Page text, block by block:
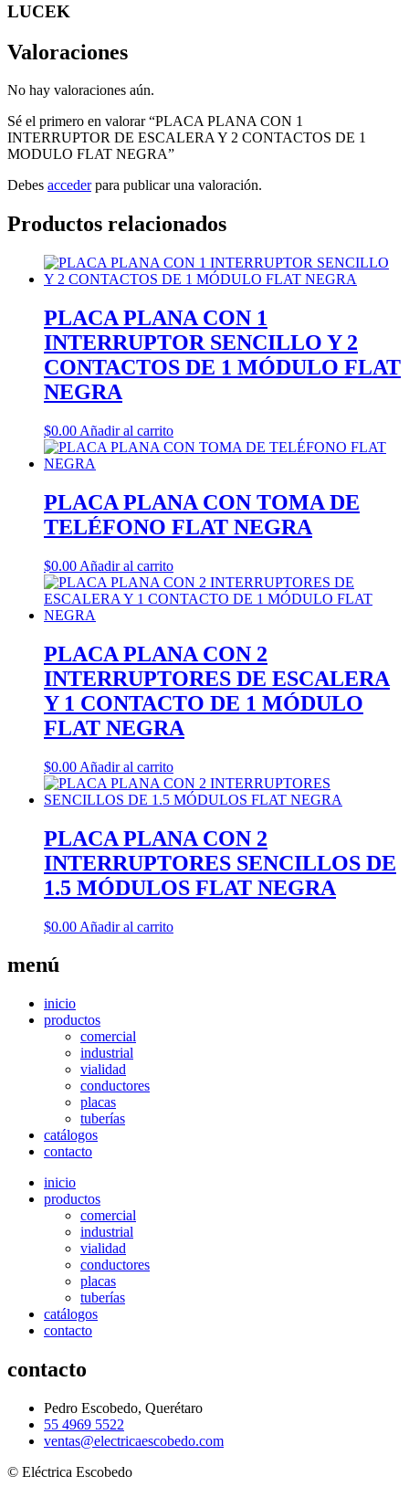
LUCEK
Valoraciones
No hay valoraciones aún.
Sé el primero en valorar “PLACA PLANA CON 1
INTERRUPTOR DE ESCALERA Y 2 CONTACTOS DE 1
MODULO FLAT NEGRA”
Debes accederpara publicar una valoración.
Productos relacionados
PLACA PLANA CON 1
INTERRUPTOR SENCILLO Y 2
CONTACTOS DE 1 MÓDULO FLAT
NEGRA
$0.00 Añadir al carrito
PLACA PLANA CON TOMA DE
TELÉFONO FLAT NEGRA
$0.00 Añadir al carrito
PLACA PLANA CON 2
INTERRUPTORES DE ESCALERA
Y 1 CONTACTO DE 1 MÓDULO
FLAT NEGRA
$0.00 Añadir al carrito
PLACA PLANA CON 2
INTERRUPTORES SENCILLOS DE
1.5 MÓDULOS FLAT NEGRA
$0.00 Añadir al carrito
menú
inicio
productos
comercial
industrial
vialidad
conductores
placas
tuberías
catálogos
contacto
inicio
productos
comercial
industrial
vialidad
conductores
placas
tuberías
catálogos
contacto
contacto
Pedro Escobedo, Querétaro
55 4969 5522
ventas@electricaescobedo.com
© Eléctrica Escobedo